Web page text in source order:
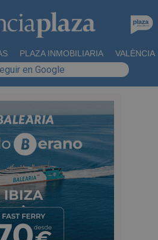
PLAZA INMOBILIARIA VALÈNCIA
en Google